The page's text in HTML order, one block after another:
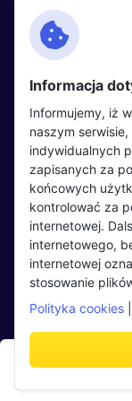
Kontakt
Facebook
Twitter
LinkedIn
Kandydaci
Regulamin
Oferty pracy
Pracodawcy
Opinie o
Blog
Informacja
Informujemy, iż
naszym
indywidualnych
zapisanych za
końcowych
kontrolować za
internetowej.
internetowego,
internetowej
stosowanie
Polityka cookies